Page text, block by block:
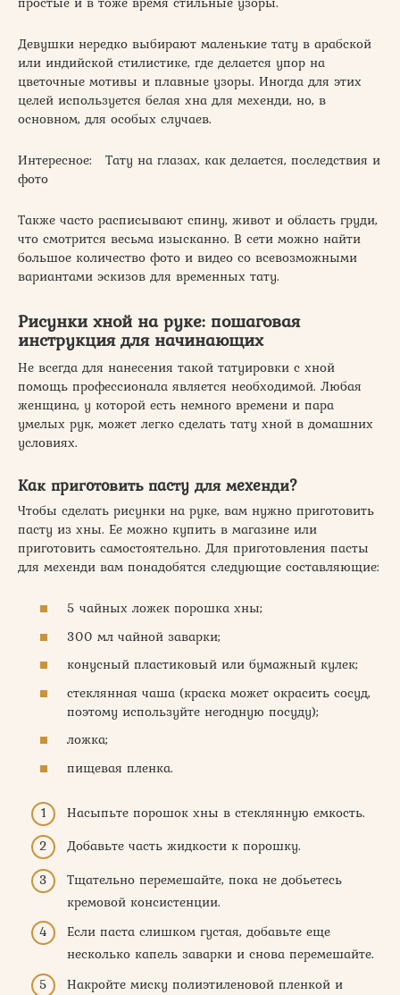
Девушки нередко выбирают маленькие тату в арабской
или индийской стилистике, где делается упор на
цветочные мотивы и плавные узоры. Иногда для этих
целей используется белая хна для мехенди, но, в
основном, для особых случаев.
Интересное: Тату на глазах, как делается, последствия и
фото
Также часто расписывают спину, живот и область груди,
что смотрится весьма изысканно. В сети можно найти
большое количество фото и видео со всевозможными
вариантами эскизов для временных тату.
Рисунки хной на руке: пошаговая
инструкция для начинающих
Не всегда для нанесения такой татуировки с хной
помощь профессионала является необходимой. Любая
женщина, у которой есть немного времени и пара
умелых рук, может легко сделать тату хной в домашних
условиях.
Как приготовить пасту для мехенди?
Чтобы сделать рисунки на руке, вам нужно приготовить
пасту из хны. Ее можно купить в магазине или
приготовить самостоятельно. Для приготовления пасты
для мехенди вам понадобятся следующие составляющие:
5 чайных ложек порошка хны;
300 мл чайной заварки;
конусный пластиковый или бумажный кулек;
стеклянная чаша (краска может окрасить сосуд,
поэтому используйте негодную посуду);
ложка;
пищевая пленка.
Насыпьте порошок хны в стеклянную емкость.
Добавьте часть жидкости к порошку.
Тщательно перемешайте, пока не добьетесь
кремовой консистенции.
Если паста слишком густая, добавьте еще
несколько капель заварки и снова перемешайте.
Накройте миску полиэтиленовой пленкой и